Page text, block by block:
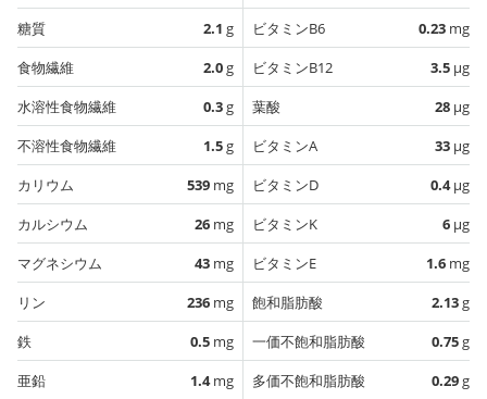
糖質
2.1 g
食物繊維
2.0g
水溶性食物繊維
0.3g
不溶性食物繊維
1.5g
カリウム
539 mg
カルシウム
26 mg
マグネシウム
43 mg
リン
236 mg
鉄
0.5 mg
亜鉛
1.4mg
ビタミンB6
0.23 mg
ビタミンB12
3.5 µg
葉酸
28 µg
ビタミンA
33 µg
ビタミンD
0.4µg
ビタミンK
6 µg
ビタミンE
1.6 mg
飽和脂肪酸
2.13g
一価不飽和脂肪酸
0.75g
多価不飽和脂肪酸
0.29g